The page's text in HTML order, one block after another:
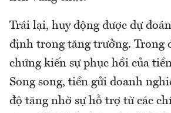
Trái lại, huy động được dự
định trong tăng trưởng. Trong
chứng kiến sự phục hồi của
Song song, tiền gửi doanh
độ tăng nhờ sự hỗ trợ từ các